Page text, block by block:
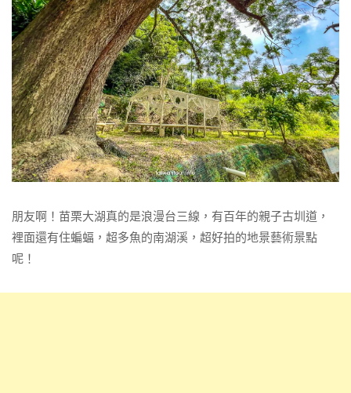
朋友啊！苗栗大湖真的是浪漫台三線，有百年的親子古圳道，
裡面還有住蝙蝠，超多魚的南湖溪，超好拍的地景藝術景點
呢！